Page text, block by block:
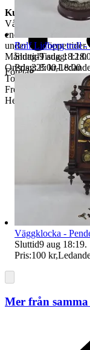
Kundservice &
Vår kundservice
endast
under våra öppettider.
Måndag-Tisdag:
Onsdag: 8:00-18:00
Torsdag: 12:00-16:30
Fredag: 10:00-15:00
Helgdagar & röda
Företag
Rolf Lidberg troll -
Sluttid9 aug 18:18.
Pris:325 kr,
Väggklocka -
Sluttid9 aug 18:19.
Pris:100 kr,
Mer från